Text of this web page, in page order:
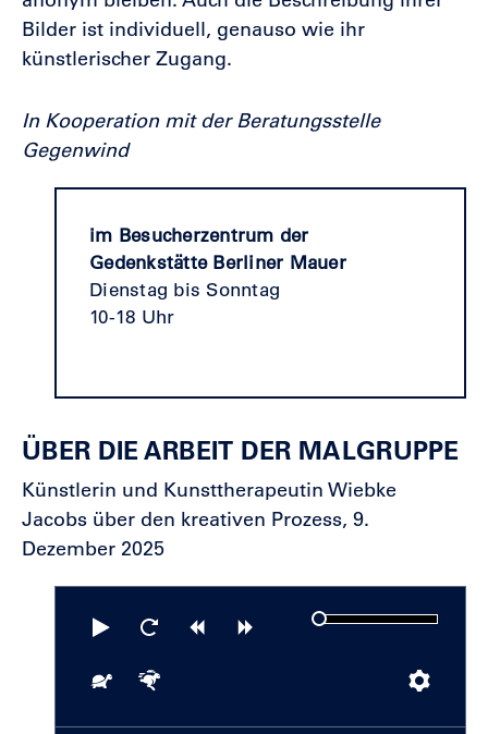
Bilder ist individuell, genauso wie ihr
künstlerischer Zugang.
In Kooperation mit der Beratungsstelle
Gegenwind
im Besucherzentrum der
Gedenkstätte Berliner Mauer
Dienstag bis Sonntag
10-18 Uhr
Audio
ÜBER DIE ARBEIT DER MALGRUPPE
Künstlerin und Kunsttherapeutin Wiebke
Jacobs über den kreativen Prozess, 9.
Dezember 2025
Abspielen
Neustart
ZurückVorwärts
Langsamer
Schneller